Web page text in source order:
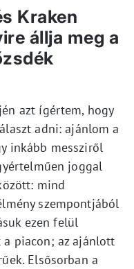
Kraken
állja meg a
azt ígértem, hogy
adni: ajánlom a
inkább messziről
joggal
mind
szempontjából
ezen felül
piacon; az ajánlott
Elsősorban a